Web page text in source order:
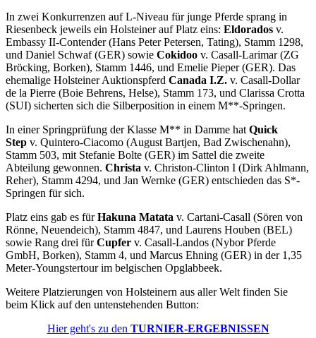
In zwei Konkurrenzen auf L-Niveau für junge Pferde sprang in
Riesenbeck jeweils ein Holsteiner auf Platz eins: Eldorados v.
Embassy II-Contender (Hans Peter Petersen, Tating), Stamm 1298,
und Daniel Schwaf (GER) sowie Cokidoo v. Casall-Larimar (ZG
Bröcking, Borken), Stamm 1446, und Emelie Pieper (GER). Das
ehemalige Holsteiner Auktionspferd Canada I.Z. v. Casall-Dollar
de la Pierre (Boie Behrens, Helse), Stamm 173, und Clarissa Crotta
(SUI) sicherten sich die Silberposition in einem M**-Springen.
In einer Springprüfung der Klasse M** in Damme hat Quick
Step v. Quintero-Ciacomo (August Bartjen, Bad Zwischenahn),
Stamm 503, mit Stefanie Bolte (GER) im Sattel die zweite
Abteilung gewonnen. Christa v. Christon-Clinton I (Dirk Ahlmann,
Reher), Stamm 4294, und Jan Wernke (GER) entschieden das S*-
Springen für sich.
Platz eins gab es fürHakuna Matata v. Cartani-Casall (Sören von
Rönne, Neuendeich), Stamm 4847, und Laurens Houben (BEL)
sowie Rang drei fürCupfer v. Casall-Landos (Nybor Pferde
GmbH, Borken), Stamm 4, und Marcus Ehning (GER) in der 1,35
Meter-Youngstertour im belgischen Opglabbeek.
Weitere Platzierungen von Holsteinern aus aller Welt finden Sie
beim Klick auf den untenstehenden Button:
Hier geht's zu den TURNIER-ERGEBNISSEN